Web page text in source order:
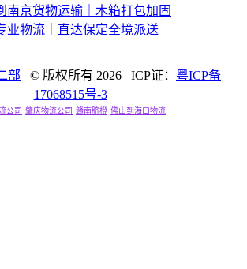
南京货物运输｜木箱打包加固
业物流｜直达保定全境派送
部 © 版权所有 2026 ICP证： 粤ICP备
17068515号-3
公司 肇庆物流公司 赣南脐橙 佛山到海口物流